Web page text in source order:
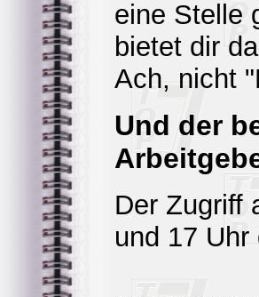
eine Stelle
bietet dir
Ach, nicht
Und der
Der Zugriff
und 17